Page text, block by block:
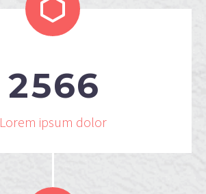


2566
Lorem ipsum dolor